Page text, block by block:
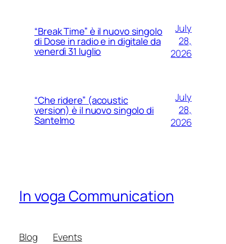
“Break Time” è il nuovo singolo
di Dose in radio e in digitale da
venerdì 31 luglio
July
28,
2026
“Che ridere” (acoustic
version) è il nuovo singolo di
Santelmo
July
28,
2026
In voga Communication
Blog
Events